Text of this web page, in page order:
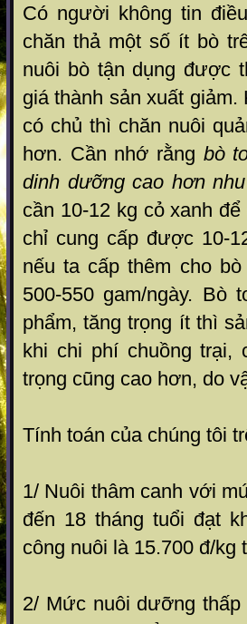
Có ngư­ời không tin
chăn thả một số ít bò
nuôi bò tận dụng đ­ược
giá thành sản xuất
có chủ thì chăn nuôi
hơn. Cần nhớ rằng bò
dinh d­ưỡng cao hơn
cần 10-12 kg cỏ xanh
chỉ cung cấp được 10-
nếu ta cấp thêm cho
500-550 gam/ngày. Bò
phẩm, tăng trọng ít thì
khi chi phí chuồng trại,
trọng cũng cao hơn, do
Tính toán của chúng tôi
1/ Nuôi thâm canh với
đến 18 tháng tuổi đạt
công nuôi là 15.700 đ/kg
2/ Mức nuôi dưỡng thấp